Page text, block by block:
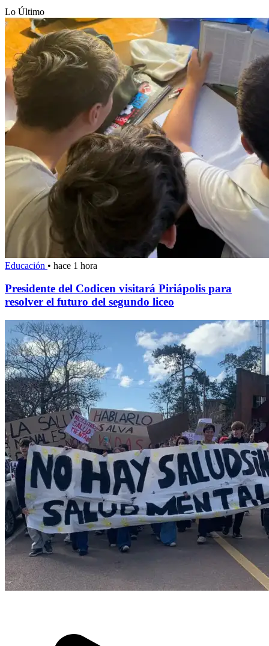
Lo Último
Educación • hace 1 hora
Presidente del Codicen visitará Piriápolis para
resolver el futuro del segundo liceo